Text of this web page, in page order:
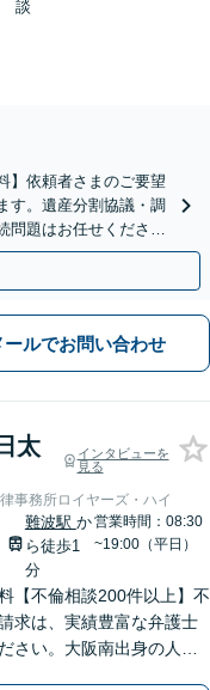
談
】依頼者さまのご要望
す。遺産分割協議・調
問題はお任せください
対応します
ールでお問い合わせ
太
インタビューを
見る
事務所ロイヤーズ・ハイ
難波駅 か
ら徒歩1
分
営業時間：08:30
~19:00（平日）
【不倫相談200件以上】不
求は、実績豊富な弁護士
さい。大阪南出身の人情